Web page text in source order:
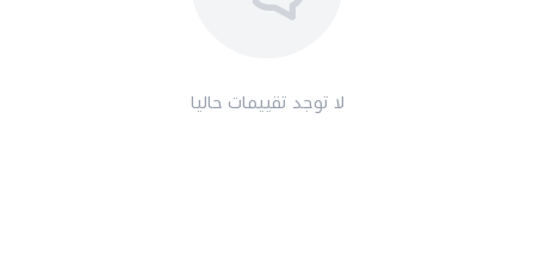
لا توجد تقييمات حاليا